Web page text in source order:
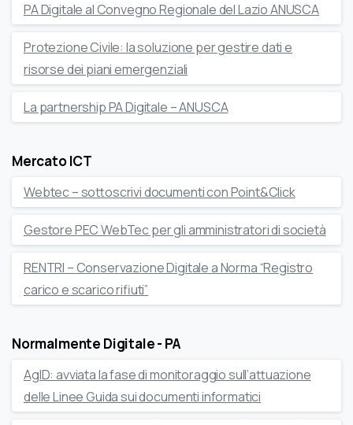
PA Digitale al Convegno Regionale del Lazio ANUSCA
Protezione Civile: la soluzione per gestire dati e
risorse dei piani emergenziali
La partnership PA Digitale – ANUSCA
Mercato ICT
Webtec – sottoscrivi documenti con Point&Click
Gestore PEC WebTec per gli amministratori di società
RENTRI – Conservazione Digitale a Norma “Registro
carico e scarico rifiuti”
Normalmente Digitale - PA
AgID: avviata la fase di monitoraggio sull’attuazione
delle Linee Guida sui documenti informatici